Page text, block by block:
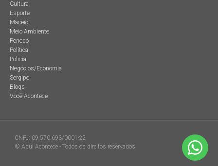
Cultura
Esporte
Maceió
Meio Ambiente
Penedo
Política
Policial
Negócios/Economia
Sergipe
Blogs
Você Acontece
CNPJ: 09.570.693/0001-22
© Aqui Acontece - Todos os direitos reservados